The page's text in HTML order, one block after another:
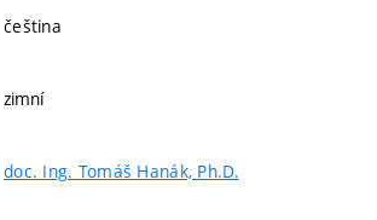
čeština
zimní
doc. Ing. Tomáš Hanák, Ph.D.